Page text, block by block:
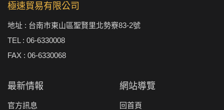
極速貿易有限公司
地址 : 台南市東山區聖賢里北勢竂83-2號
TEL : 06-6330008
FAX : 06-6330068
最新情報
官方訊息
網站導覽
回首頁